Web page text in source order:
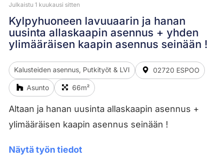
Julkaistu 1 kuukausi sitten
Kylpyhuoneen lavuuaarin ja hanan
uusinta allaskaapin asennus + yhden
ylimääräisen kaapin asennus seinään !
Kalusteiden asennus, Putkityöt & LVI 02720 ESPOO
Asunto 66m²
Altaan ja hanan uusinta allaskaapin asennus +
ylimääräisen kaapin asennus seinään !
Näytä työn tiedot